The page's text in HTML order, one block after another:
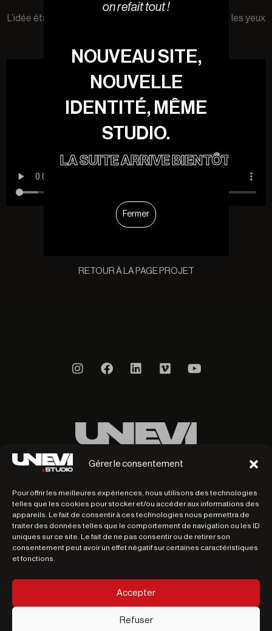
Gérer le consentement
Pour offrir les meilleures expériences, nous utilisons des technologies
telles que les cookies pour stocker et/ou accéder aux informations des
appareils. Le fait de consentir à ces technologies nous permettra de
traiter des données telles que le comportement de navigation ou les ID
uniques sur ce site. Le fait de ne pas consentir ou de retirer son
consentement peut avoir un effet négatif sur certaines caractéristiques
et fonctions.
Accepter
Refuser
L’idée était de faire découvrir la route pavée à travers les yeux
RETOUR À LA PAGE PROJET
hello@unevi.studio
Politique de confidentialité
CGV
on refait tout !
NOUVEAU SITE,
NOUVELLE
IDENTITÉ, MÊME
STUDIO.
LA SUITE ARRIVE BIENTÔT.
Fermer